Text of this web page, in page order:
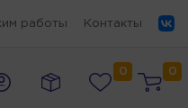
работы Контакты
0 0